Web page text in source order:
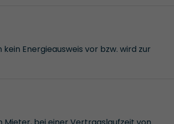
Energieausweis vor bzw. wird zur